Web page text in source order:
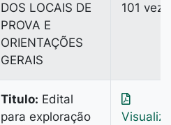
DOS LOCAIS DE
PROVA E
ORIENTAÇÕES
GERAIS
101
Titulo: Edital
para exploração